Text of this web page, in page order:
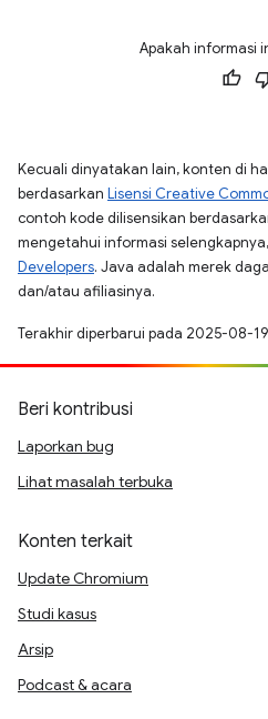
Apakah informasi
Kecuali dinyatakan lain, konten di
berdasarkan Lisensi Creative
contoh kode dilisensikan
mengetahui informasi
Developers. Java adalah merek
dan/atau afiliasinya.
Terakhir diperbarui pada 2025-08-19
Beri kontribusi
Laporkan bug
Lihat masalah terbuka
Konten terkait
Update Chromium
Studi kasus
Arsip
Podcast & acara